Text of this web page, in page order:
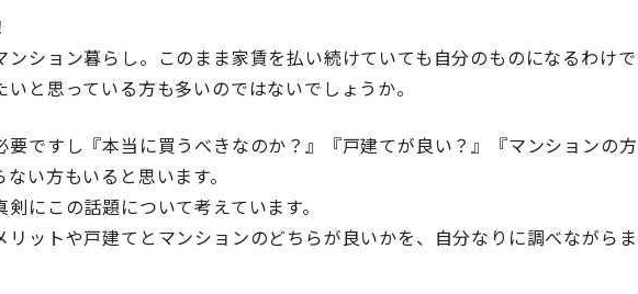
ション暮らし。このまま家賃を払い続けていても自分のものになるわけで
と思っている方も多いのではないでしょうか。
要ですし『本当に買うべきなのか？』『戸建てが良い？』『マンションの方
い方もいると思います。
にこの話題について考えています。
ットや戸建てとマンションのどちらが良いかを、自分なりに調べながらま